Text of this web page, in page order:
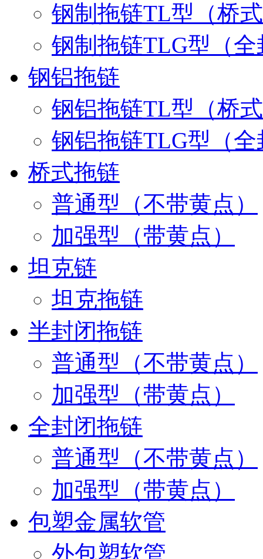
钢制拖链TL型（桥
钢制拖链TLG型（全
钢铝拖链
钢铝拖链TL型（桥
钢铝拖链TLG型（全
桥式拖链
普通型（不带黄点）
加强型（带黄点）
坦克链
坦克拖链
半封闭拖链
普通型（不带黄点）
加强型（带黄点）
全封闭拖链
普通型（不带黄点）
加强型（带黄点）
包塑金属软管
外包塑软管